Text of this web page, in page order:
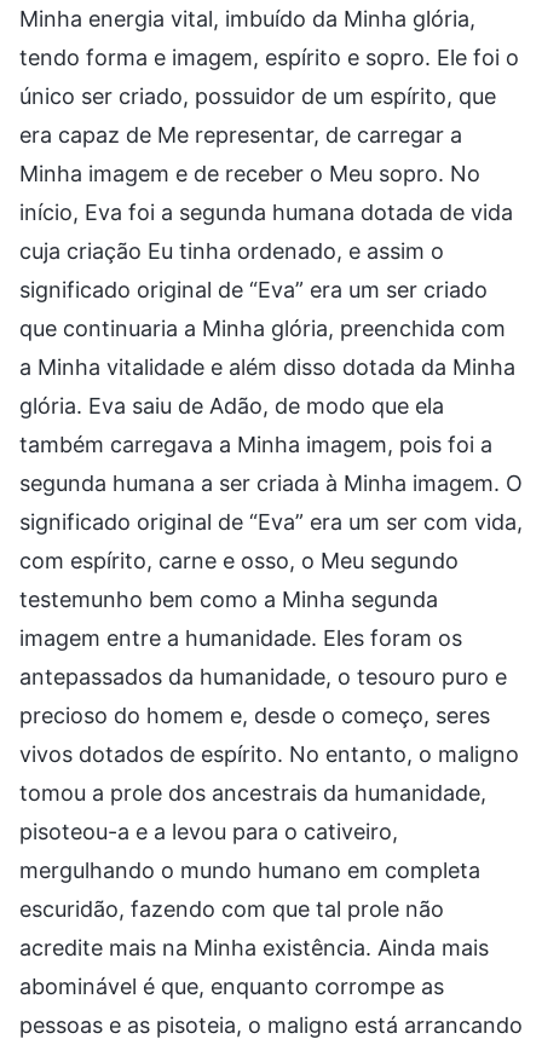
Minha energia vital, imbuído da Minha glória,
tendo forma e imagem, espírito e sopro. Ele foi o
único ser criado, possuidor de um espírito, que
era capaz de Me representar, de carregar a
Minha imagem e de receber o Meu sopro. No
início, Eva foi a segunda humana dotada de vida
cuja criação Eu tinha ordenado, e assim o
significado original de “Eva” era um ser criado
que continuaria a Minha glória, preenchida com
a Minha vitalidade e além disso dotada da Minha
glória. Eva saiu de Adão, de modo que ela
também carregava a Minha imagem, pois foi a
segunda humana a ser criada à Minha imagem. O
significado original de “Eva” era um ser com vida,
com espírito, carne e osso, o Meu segundo
testemunho bem como a Minha segunda
imagem entre a humanidade. Eles foram os
antepassados da humanidade, o tesouro puro e
precioso do homem e, desde o começo, seres
vivos dotados de espírito. No entanto, o maligno
tomou a prole dos ancestrais da humanidade,
pisoteou-a e a levou para o cativeiro,
mergulhando o mundo humano em completa
escuridão, fazendo com que tal prole não
acredite mais na Minha existência. Ainda mais
abominável é que, enquanto corrompe as
pessoas e as pisoteia, o maligno está arrancando